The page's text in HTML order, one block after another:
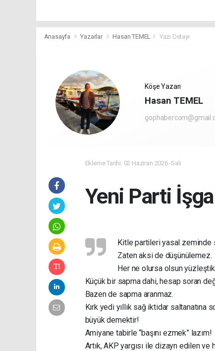
Anasayfa Yazarlar Hasan TEMEL Yazı Detayı
Köşe Yazarı
Hasan TEMEL
Ekleme Tarihi: 02 Haziran 2026 -Salı
Yeni Parti
Kitle partileri yasal zeminde
Zaten aksi de düşünülemez.
Her ne olursa olsun
Küçük bir sapma dahi, hesap soran
Bazen de sapma aranmaz.
Kırk yedi yıllık sağ iktidar
büyük demektir!
Amiyane tabirle “başını ezmek” lazım!
Artık, AKP yargısı ile dizayn edilen ve